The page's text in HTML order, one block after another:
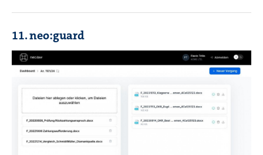
11. neo:guard